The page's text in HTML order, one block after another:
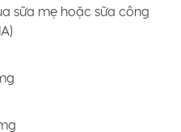
sữa mẹ hoặc sữa công